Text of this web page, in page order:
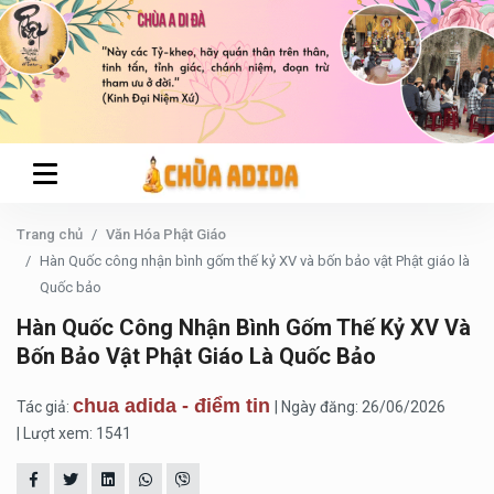
Trang chủ
Văn Hóa Phật Giáo
Hàn Quốc công nhận bình gốm thế kỷ XV và bốn bảo vật Phật giáo là
Quốc bảo
Hàn Quốc Công Nhận Bình Gốm Thế Kỷ XV Và
Bốn Bảo Vật Phật Giáo Là Quốc Bảo
Tác giả: chua adida - điểm tin
| Ngày đăng: 26/06/2026
| Lượt xem: 1541